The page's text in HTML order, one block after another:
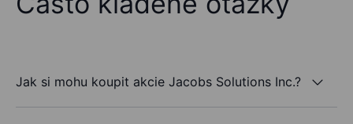
Jak si mohu koupit akcie Jacobs Solutions Inc.?